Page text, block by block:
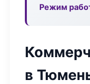
Режим
в